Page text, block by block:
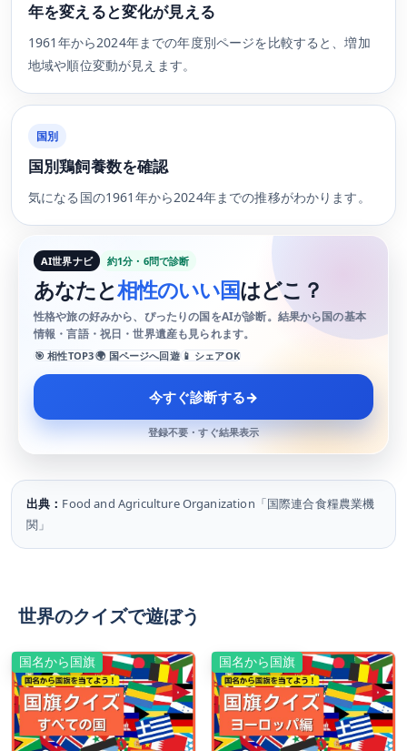
年を変えると変化が見える
1961年から2024年までの年度別ページを比較すると、増加
地域や順位変動が見えます。
国別
国別鶏飼養数を確認
気になる国の1961年から2024年までの推移がわかります。
AI世界ナビ 約1分・6問で診断
あなたと相性のいい国はどこ？
性格や旅の好みから、ぴったりの国をAIが診断。結果から国の基本
情報・言語・祝日・世界遺産も見られます。
🎯 相性TOP3🌍 国ページへ回遊📱 シェアOK
今すぐ診断する→
登録不要・すぐ結果表示
出典： Food and Agriculture Organization「国際連合食糧農業機
関」
世界のクイズで遊ぼう
国名から国旗 国名から国旗